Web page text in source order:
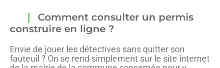
Comment consulter un permis
construire en ligne ?
Envie de jouer les détectives sans quitter son
fauteuil ? On se rend simplement sur le site internet